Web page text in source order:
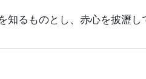
るものとし、赤心を披瀝し